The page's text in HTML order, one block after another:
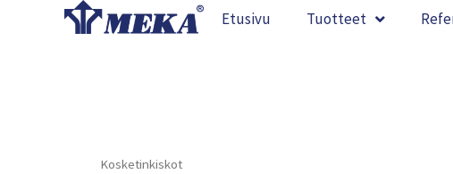
Etusivu Tuotteet
Kosketinkiskot